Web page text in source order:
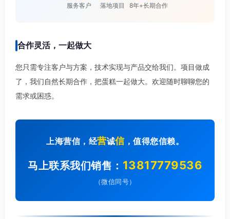
服务客户 落地项目 8年+长期合作
合作灵活，一起做大
您只需专注客户与方案，技术实现与产品交给我们。项目做成
了，我们自然长期合作，把蛋糕一起做大。欢迎随时聊聊您的
需求或困惑。
上海营信，经营诚信，值得您信赖。
马上联系我们销售： 13817779536
（微信同号）